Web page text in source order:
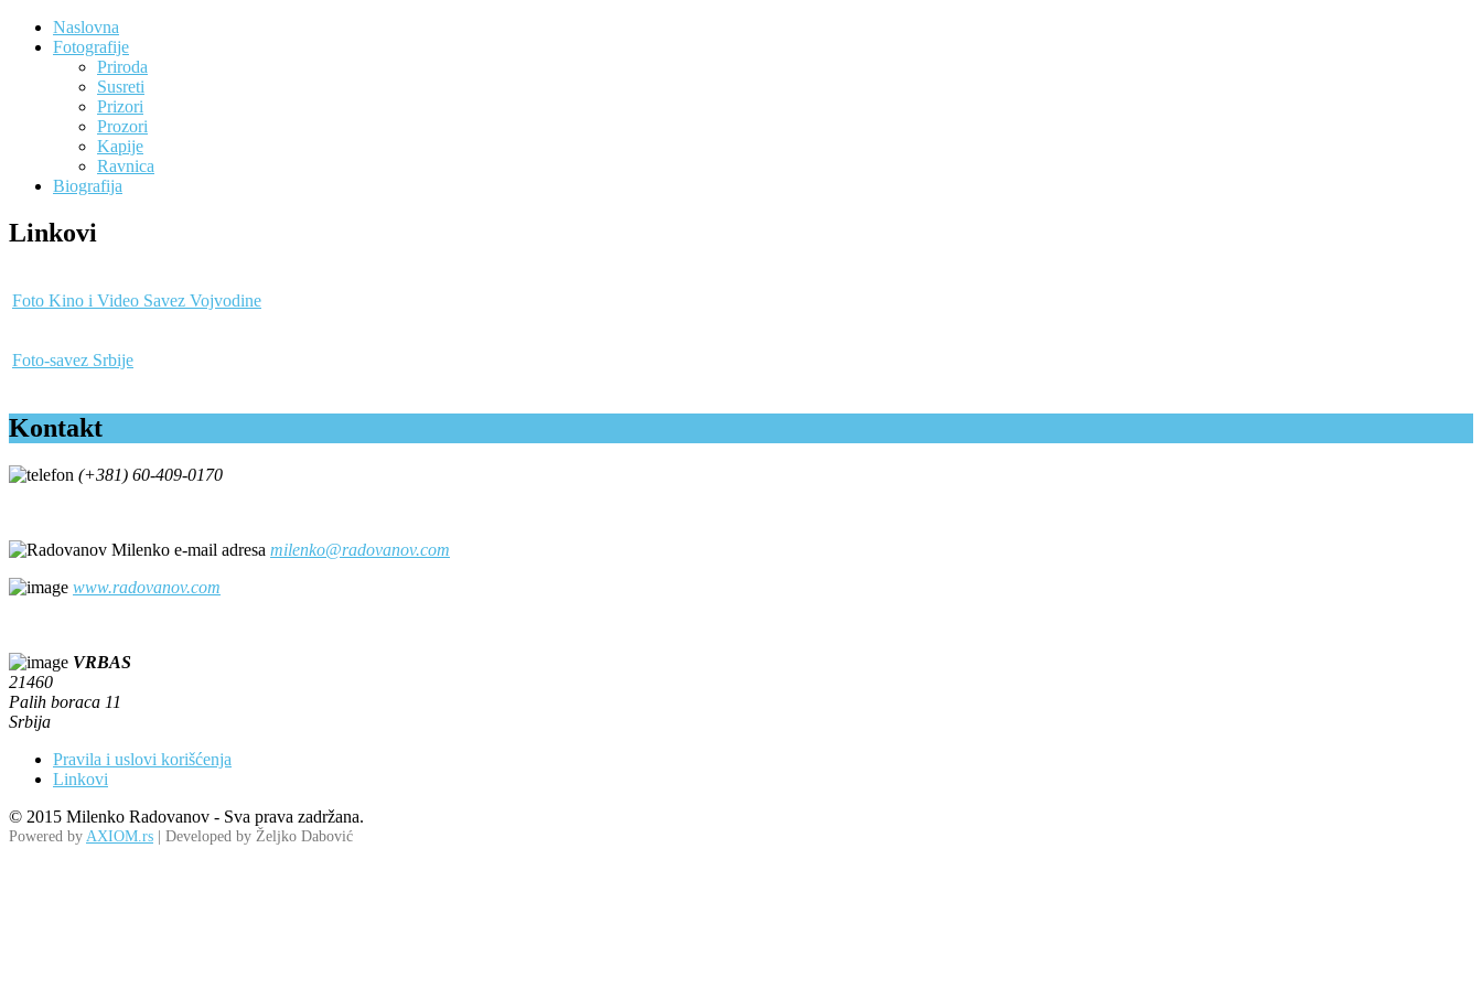
Naslovna
Fotografije
Priroda
Susreti
Prizori
Prozori
Kapije
Ravnica
Biografija
Linkovi
Foto Kino i Video Savez Vojvodine
Foto-savez Srbije
Kontakt
(+381) 60-409-0170
milenko@radovanov.com
www.radovanov.com
VRBAS
21460
Palih boraca 11
Srbija
Pravila i uslovi korišćenja
Linkovi
© 2015 Milenko Radovanov - Sva prava zadržana.
Powered by AXIOM.rs | Developed by Željko Dabović